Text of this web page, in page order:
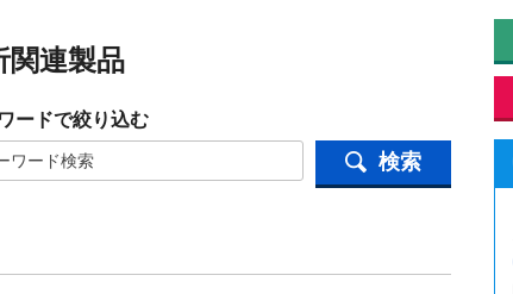
関連製品
ードで絞り込む
検索